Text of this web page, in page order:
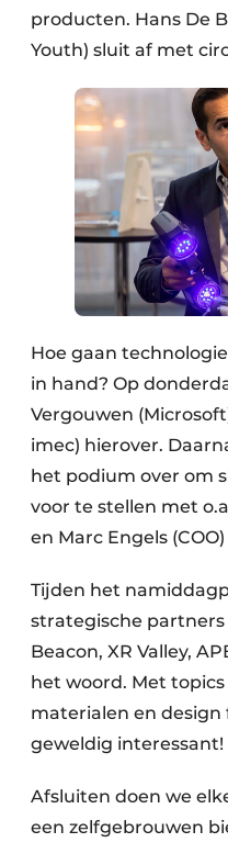
producten. Hans De
Youth) sluit af met
Hoe gaan
in hand? Op
Vergouwen
imec) hierover.
het podium over om
voor te stellen met
en Marc Engels
Tijden het
strategische partners
Beacon, XR Valley,
het woord. Met topics
materialen en
geweldig interessant!
Afsluiten doen we
een zelfgebrouwen